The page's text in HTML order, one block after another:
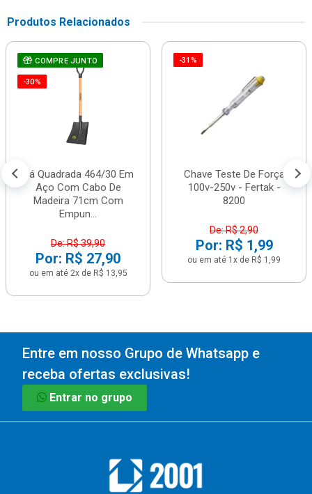
Produtos Relacionados
COMPRE JUNTO
-30%
Pá Quadrada 464/30 Em
Aço Com Cabo De
Madeira 71cm Com
Empun...
De: R$ 39,90
Por: R$ 27,90
ou em até 2x de R$ 13,95
-31%
Chave Teste De Força
100v-250v - Fertak -
8200
De: R$ 2,90
Por: R$ 1,99
ou em até 1x de R$ 1,99
Entre em nosso Grupo de Whatsapp e
receba ofertas exclusivas!
Entrar no grupo